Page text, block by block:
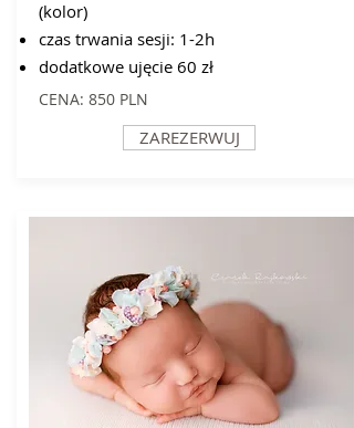
(kolor)
czas trwania sesji: 1-2h
dodatkowe ujęcie 60 zł
CENA: 850 PLN
ZAREZERWUJ